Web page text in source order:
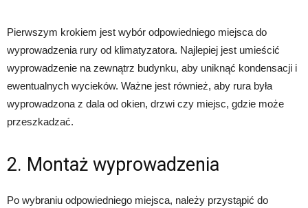
Pierwszym krokiem jest wybór odpowiedniego miejsca do
wyprowadzenia rury od klimatyzatora. Najlepiej jest umieścić
wyprowadzenie na zewnątrz budynku, aby uniknąć kondensacji i
ewentualnych wycieków. Ważne jest również, aby rura była
wyprowadzona z dala od okien, drzwi czy miejsc, gdzie może
przeszkadzać.
2. Montaż wyprowadzenia
Po wybraniu odpowiedniego miejsca, należy przystąpić do